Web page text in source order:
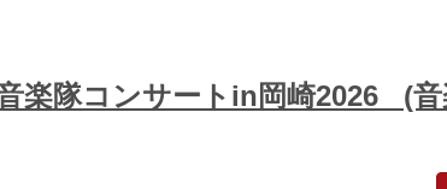
楽隊コンサートin岡崎2026 (